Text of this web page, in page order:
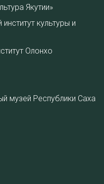
Якутии»
культуры и
Олонхо
музей Республики Саха